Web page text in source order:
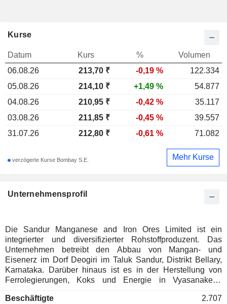
Unternehmensprofil
Die Sandur Manganese and Iron Ores Limited ist ein
integrierter und diversifizierter Rohstoffproduzent. Das
Unternehmen betreibt den Abbau von Mangan- und
Eisenerz im Dorf Deogiri im Taluk Sandur, Distrikt Bellary,
Karnataka. Darüber hinaus ist es in der Herstellung von
Ferrolegierungen, Koks und Energie in Vyasanakere,
Bergbau, Ferrolegierungen sowie Koks und Energie. Das
Beschäftigte 2.707
Kurse
Datum Kurs %
Volumen
06.08.26
213,70 ₹ -0,19 %
122.334
05.08.26
214,10 ₹ +1,49 %
54.877
04.08.26
210,95 ₹ -0,42 %
35.117
03.08.26
211,85 ₹ -0,45 %
39.557
31.07.26
212,80 ₹ -0,61 % 71.082
verzögerte Kurse Bombay S.E. Mehr Kurse